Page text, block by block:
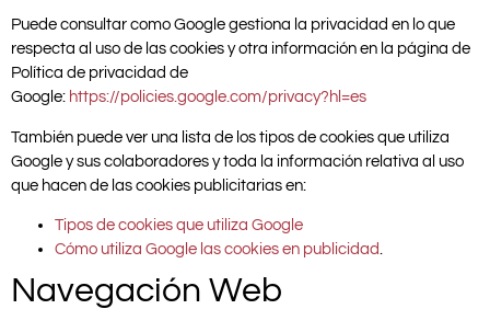
Puede consultar como Google gestiona la privacidad en lo que
respecta al uso de las cookies y otra información en la página de
Política de privacidad de
Google: https://policies.google.com/privacy?hl=es
También puede ver una lista de los tipos de cookies que utiliza
Google y sus colaboradores y toda la información relativa al uso
que hacen de las cookies publicitarias en:
Tipos de cookies que utiliza Google
Cómo utiliza Google las cookies en publicidad.
Navegación Web